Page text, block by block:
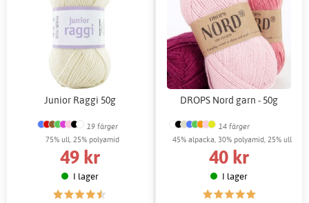
Junior Raggi 50g
19 färger
75% ull, 25% polyamid
49 kr
I lager
DROPS Nord garn - 50g
14 färger
45% alpacka, 30% polyamid, 25% ull
40 kr
I lager